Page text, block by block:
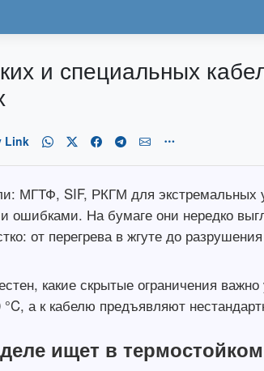
и специальных
Link
МГТФ, SIF, РКГМ для
ошибками. На бумаге они нередко
от перегрева в жгуте до
какие скрытые ограничения
а к кабелю предъявляют
ищет в